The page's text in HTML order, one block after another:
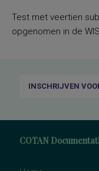
Test met veertien
opgenomen in de
COTAN